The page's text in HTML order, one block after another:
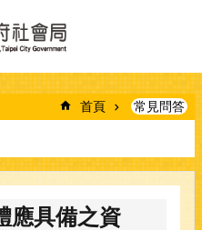
首頁 常見問答
應具備之資